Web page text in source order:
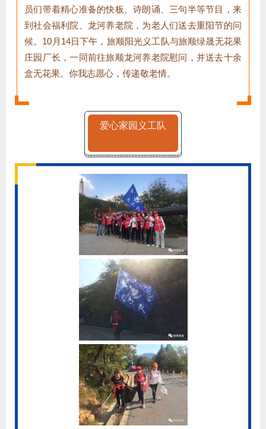
员们带着精心准备的快板、诗朗诵、三句半等节目，来
到社会福利院、龙河养老院，为老人们送去重阳节的问
候。10月14日下午，旅顺阳光义工队与旅顺绿晟无花果
庄园厂长，一同前往旅顺龙河养老院慰问，并送去十余
盒无花果。你我志愿心，传递敬老情。
爱心家园义工队